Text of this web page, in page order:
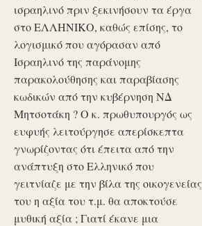
ισραηλινό πριν ξεκινήσουν τα έργα
στο ΕΛΛΗΝΙΚΟ, καθώς επίσης, το
λογισμικό που αγόρασαν από
Ισραηλινό της παράνομης
παρακολούθησης και παραβίασης
κωδικών από την κυβέρνηση ΝΔ
Μητσοτάκη ? Ο κ. πρωθυπουργός ως
ευφυής λειτούργησε απερίσκεπτα
γνωρίζοντας ότι έπειτα από την
ανάπτυξη στο Ελληνικό που
γειτνίαζε με την βίλα της οικογενείας
του η αξία του τ.μ. θα αποκτούσε
μυθική αξία ; Γιατί έκανε μια